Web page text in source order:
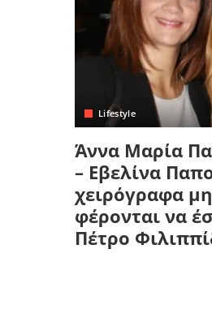
Lifestyle
Άννα Μαρία
– Εβελίνα
χειρόγραφα
φέρονται να
Πέτρο